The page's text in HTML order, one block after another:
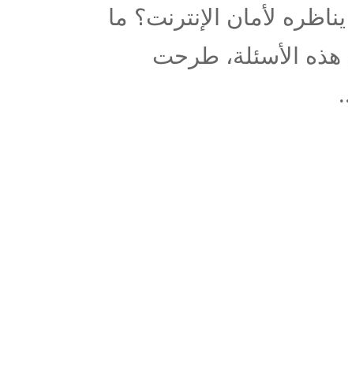
لأمان الإنترنت؟ ما
هذه الأسئلة، طرحت